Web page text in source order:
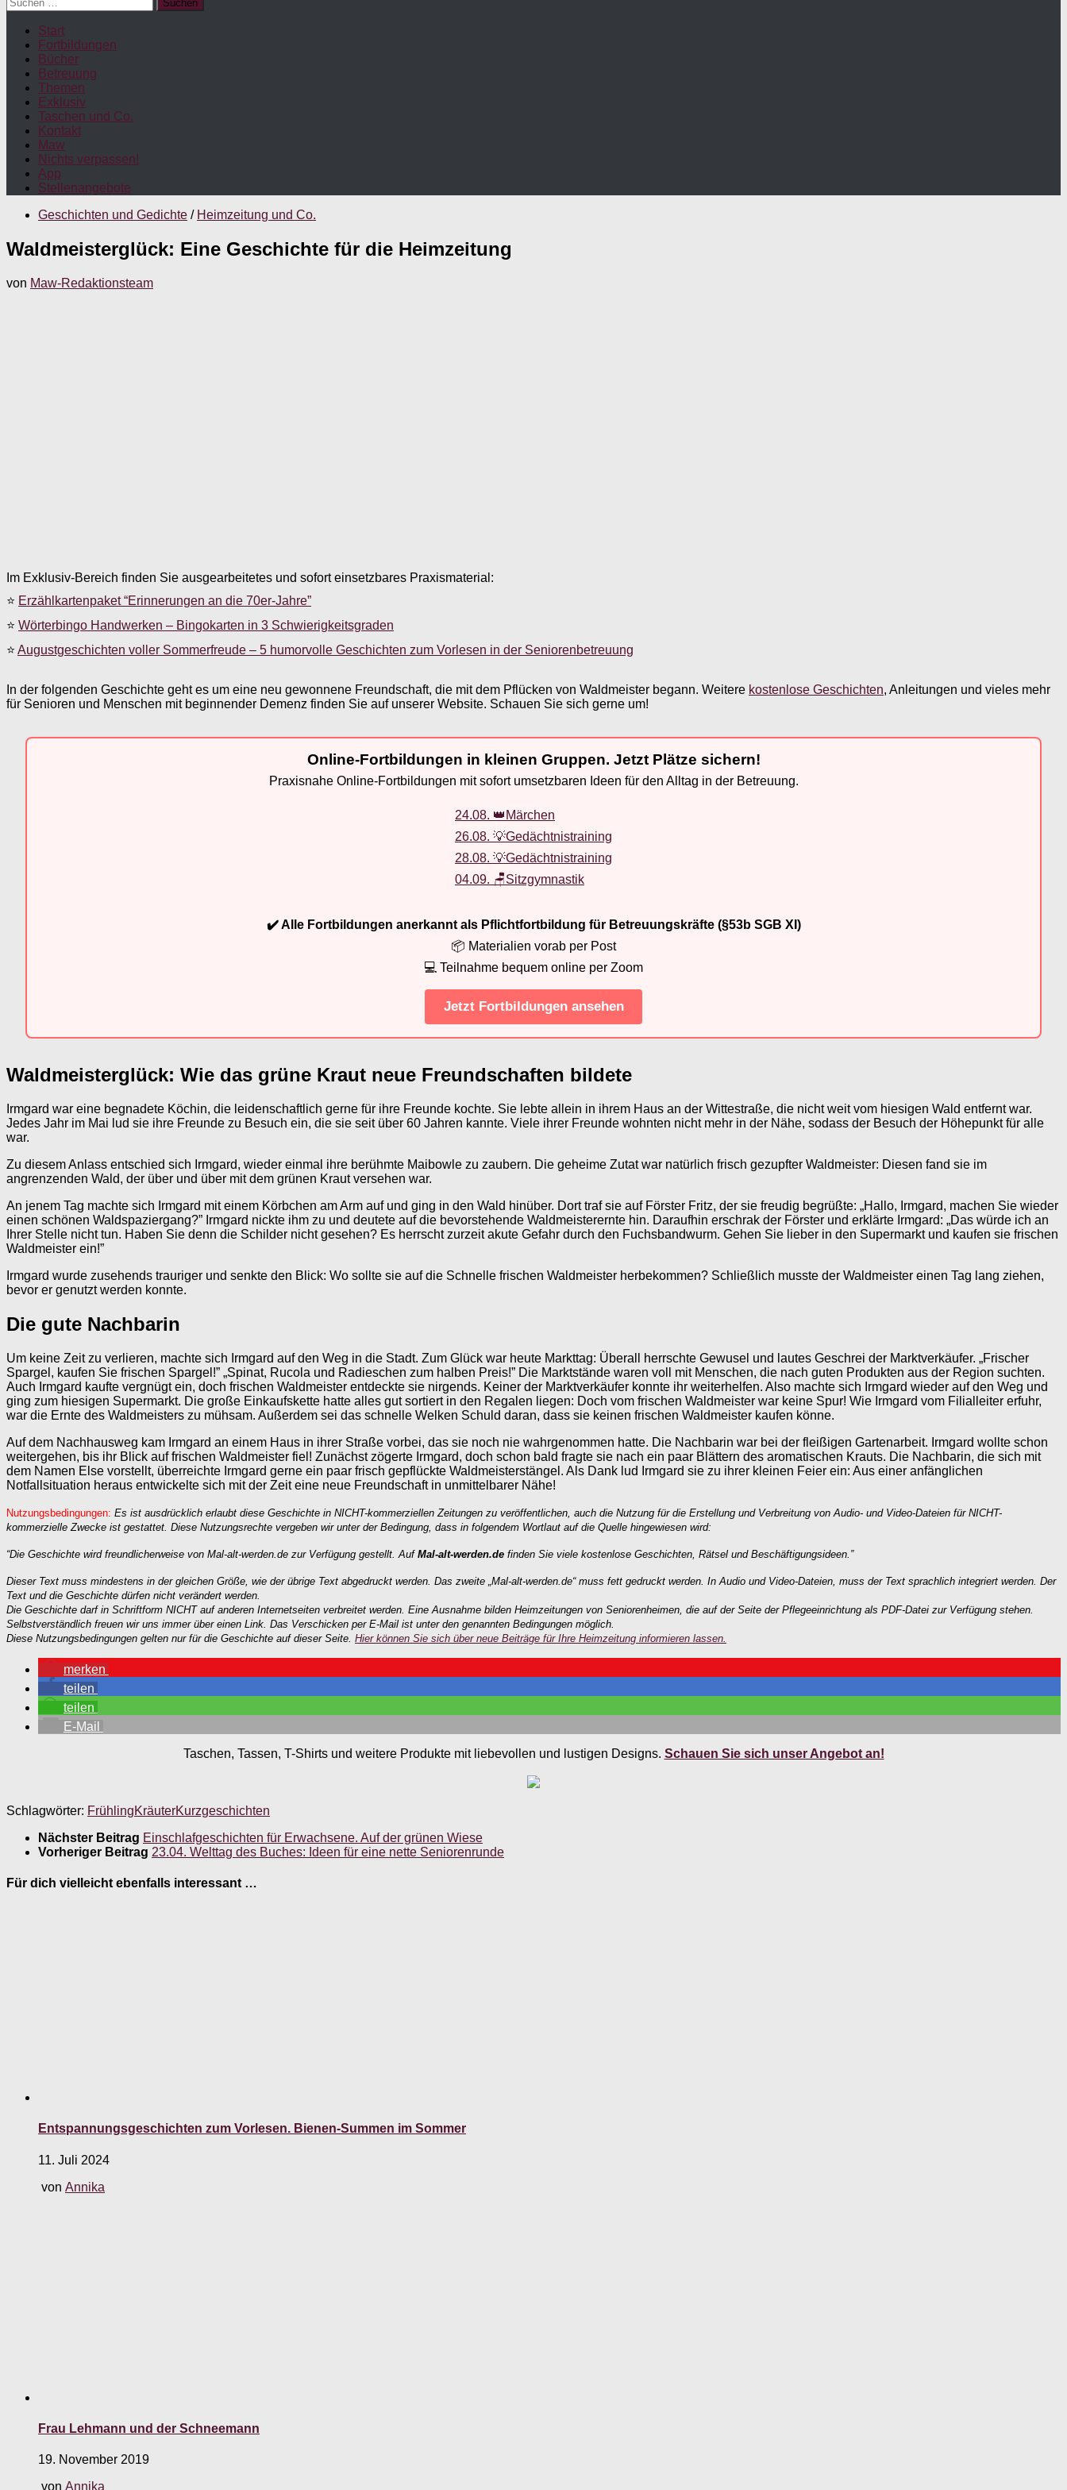
nach:
Start
Fortbildungen
Bücher
Betreuung
Themen
Exklusiv
Taschen und Co.
Kontakt
Maw
Nichts verpassen!
App
Stellenangebote
Geschichten und Gedichte / Heimzeitung und Co.
Waldmeisterglück: Eine Geschichte für die Heimzeitung
von Maw-Redaktionsteam
Im Exklusiv-Bereich finden Sie ausgearbeitetes und sofort einsetzbares Praxismaterial:
⭐ Erzählkartenpaket “Erinnerungen an die 70er-Jahre”
⭐ Wörterbingo Handwerken – Bingokarten in 3 Schwierigkeitsgraden
⭐ Augustgeschichten voller Sommerfreude – 5 humorvolle Geschichten zum Vorlesen in der Seniorenbetreuung
In der folgenden Geschichte geht es um eine neu gewonnene Freundschaft, die mit dem Pflücken von Waldmeister begann. Weitere kostenlose Geschichten, Anleitungen und vieles mehr
für Senioren und Menschen mit beginnender Demenz finden Sie auf unserer Website. Schauen Sie sich gerne um!
Online-Fortbildungen in kleinen Gruppen. Jetzt Plätze sichern!
Praxisnahe Online-Fortbildungen mit sofort umsetzbaren Ideen für den Alltag in der Betreuung.
24.08. 👑Märchen
26.08. 💡Gedächtnistraining
28.08. 💡Gedächtnistraining
04.09. 🪑Sitzgymnastik
✔️ Alle Fortbildungen anerkannt als Pflichtfortbildung für Betreuungskräfte (§53b SGB XI)
📦 Materialien vorab per Post
💻 Teilnahme bequem online per Zoom
Jetzt Fortbildungen ansehen
Waldmeisterglück: Wie das grüne Kraut neue Freundschaften bildete
Irmgard war eine begnadete Köchin, die leidenschaftlich gerne für ihre Freunde kochte. Sie lebte allein in ihrem Haus an der Wittestraße, die nicht weit vom hiesigen Wald entfernt war.
Jedes Jahr im Mai lud sie ihre Freunde zu Besuch ein, die sie seit über 60 Jahren kannte. Viele ihrer Freunde wohnten nicht mehr in der Nähe, sodass der Besuch der Höhepunkt für alle
war.
Zu diesem Anlass entschied sich Irmgard, wieder einmal ihre berühmte Maibowle zu zaubern. Die geheime Zutat war natürlich frisch gezupfter Waldmeister: Diesen fand sie im
angrenzenden Wald, der über und über mit dem grünen Kraut versehen war.
An jenem Tag machte sich Irmgard mit einem Körbchen am Arm auf und ging in den Wald hinüber. Dort traf sie auf Förster Fritz, der sie freudig begrüßte: „Hallo, Irmgard, machen Sie wieder
einen schönen Waldspaziergang?” Irmgard nickte ihm zu und deutete auf die bevorstehende Waldmeisterernte hin. Daraufhin erschrak der Förster und erklärte Irmgard: „Das würde ich an
Ihrer Stelle nicht tun. Haben Sie denn die Schilder nicht gesehen? Es herrscht zurzeit akute Gefahr durch den Fuchsbandwurm. Gehen Sie lieber in den Supermarkt und kaufen sie frischen
Waldmeister ein!”
Irmgard wurde zusehends trauriger und senkte den Blick: Wo sollte sie auf die Schnelle frischen Waldmeister herbekommen? Schließlich musste der Waldmeister einen Tag lang ziehen,
bevor er genutzt werden konnte.
Die gute Nachbarin
Um keine Zeit zu verlieren, machte sich Irmgard auf den Weg in die Stadt. Zum Glück war heute Markttag: Überall herrschte Gewusel und lautes Geschrei der Marktverkäufer. „Frischer
Spargel, kaufen Sie frischen Spargel!” „Spinat, Rucola und Radieschen zum halben Preis!” Die Marktstände waren voll mit Menschen, die nach guten Produkten aus der Region suchten.
Auch Irmgard kaufte vergnügt ein, doch frischen Waldmeister entdeckte sie nirgends. Keiner der Marktverkäufer konnte ihr weiterhelfen. Also machte sich Irmgard wieder auf den Weg und
ging zum hiesigen Supermarkt. Die große Einkaufskette hatte alles gut sortiert in den Regalen liegen: Doch vom frischen Waldmeister war keine Spur! Wie Irmgard vom Filialleiter erfuhr,
war die Ernte des Waldmeisters zu mühsam. Außerdem sei das schnelle Welken Schuld daran, dass sie keinen frischen Waldmeister kaufen könne.
Auf dem Nachhausweg kam Irmgard an einem Haus in ihrer Straße vorbei, das sie noch nie wahrgenommen hatte. Die Nachbarin war bei der fleißigen Gartenarbeit. Irmgard wollte schon
weitergehen, bis ihr Blick auf frischen Waldmeister fiel! Zunächst zögerte Irmgard, doch schon bald fragte sie nach ein paar Blättern des aromatischen Krauts. Die Nachbarin, die sich mit
dem Namen Else vorstellt, überreichte Irmgard gerne ein paar frisch gepflückte Waldmeisterstängel. Als Dank lud Irmgard sie zu ihrer kleinen Feier ein: Aus einer anfänglichen
Notfallsituation heraus entwickelte sich mit der Zeit eine neue Freundschaft in unmittelbarer Nähe!
Nutzungsbedingungen: Es ist ausdrücklich erlaubt diese Geschichte in NICHT-kommerziellen Zeitungen zu veröffentlichen, auch die Nutzung für die Erstellung und Verbreitung von Audio- und Video-Dateien für NICHT-
kommerzielle Zwecke ist gestattet. Diese Nutzungsrechte vergeben wir unter der Bedingung, dass in folgendem Wortlaut auf die Quelle hingewiesen wird:
“Die Geschichte wird freundlicherweise von Mal-alt-werden.de zur Verfügung gestellt. Auf Mal-alt-werden.de finden Sie viele kostenlose Geschichten, Rätsel und Beschäftigungsideen.”
Dieser Text muss mindestens in der gleichen Größe, wie der übrige Text abgedruckt werden. Das zweite „Mal-alt-werden.de“ muss fett gedruckt werden. In Audio und Video-Dateien, muss der Text sprachlich integriert werden. Der
Text und die Geschichte dürfen nicht verändert werden.
Die Geschichte darf in Schriftform NICHT auf anderen Internetseiten verbreitet werden. Eine Ausnahme bilden Heimzeitungen von Seniorenheimen, die auf der Seite der Pflegeeinrichtung als PDF-Datei zur Verfügung stehen.
Selbstverständlich freuen wir uns immer über einen Link. Das Verschicken per E-Mail ist unter den genannten Bedingungen möglich.
Diese Nutzungsbedingungen gelten nur für die Geschichte auf dieser Seite. Hier können Sie sich über neue Beiträge für Ihre Heimzeitung informieren lassen.
merken
teilen
teilen
E-Mail
Taschen, Tassen, T-Shirts und weitere Produkte mit liebevollen und lustigen Designs. Schauen Sie sich unser Angebot an!
Schlagwörter: FrühlingKräuterKurzgeschichten
Nächster Beitrag Einschlafgeschichten für Erwachsene. Auf der grünen Wiese
Vorheriger Beitrag 23.04. Welttag des Buches: Ideen für eine nette Seniorenrunde
Für dich vielleicht ebenfalls interessant …
Entspannungsgeschichten zum Vorlesen. Bienen-Summen im Sommer
11. Juli 2024
von Annika
Frau Lehmann und der Schneemann
19. November 2019
von Annika